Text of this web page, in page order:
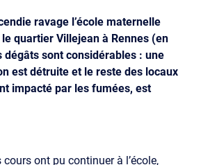
ravage l’école maternelle
quartier Villejean à Rennes (en
dégâts sont considérables : une
est détruite et le reste des locaux
impacté par les fumées, est
cours ont pu continuer à l’école,